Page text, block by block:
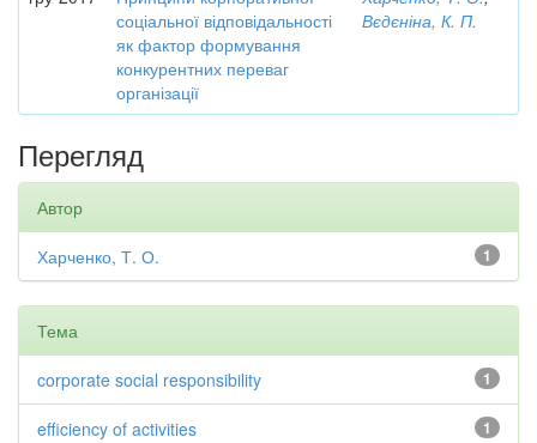
соціальної відповідальності
як фактор формування
конкурентних переваг
організації
Вєдєніна, К. П.
Перегляд
Автор
1
Харченко, Т. О.
Тема
1
corporate social responsibility
1
efficiency of activities